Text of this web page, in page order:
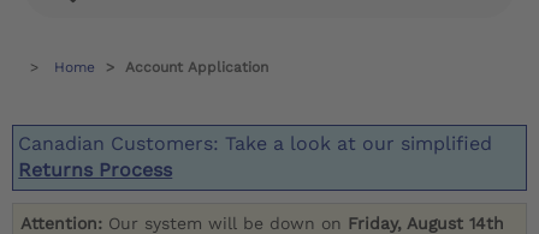
Home Account Application
Canadian Customers: Take a look at our simplified
Returns Process
Attention: Our system will be down on Friday, August 14th